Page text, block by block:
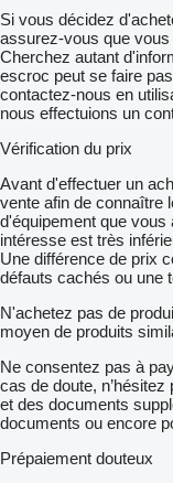
Si vous décidez
assurez-vous que
Cherchez autant
escroc peut se faire
contactez-nous en
nous effectuions un
Vérification du prix
Avant d'effectuer un
vente afin de connaître
d'équipement que
intéresse est très
Une différence de prix
défauts cachés ou une
N'achetez pas de
moyen de produits
Ne consentez pas à
cas de doute,
et des documents
documents ou encore
Prépaiement douteux